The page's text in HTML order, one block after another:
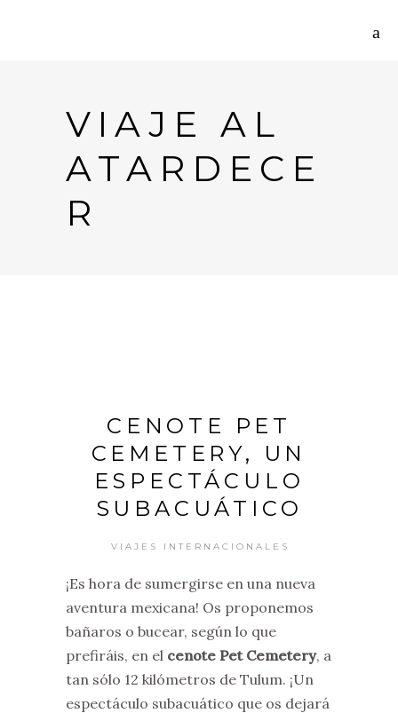
VIAJE AL
ATARDECE
R
CENOTE PET
CEMETERY, UN
ESPECTÁCULO
SUBACUÁTICO
VIAJES INTERNACIONALES
¡Es hora de sumergirse en una nueva
aventura mexicana! Os proponemos
bañaros o bucear, según lo que
prefiráis, en el cenote Pet Cemetery, a
tan sólo 12 kilómetros de Tulum. ¡Un
espectáculo subacuático que os dejará